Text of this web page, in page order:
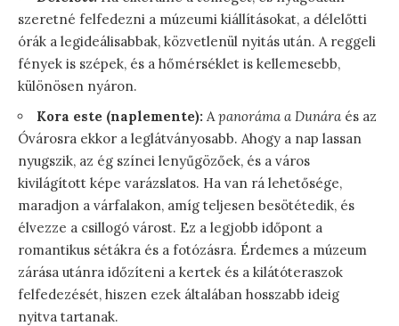
szeretné felfedezni a múzeumi kiállításokat, a délelőtti
órák a legideálisabbak, közvetlenül nyitás után. A reggeli
fények is szépek, és a hőmérséklet is kellemesebb,
különösen nyáron.
Kora este (naplemente): A panoráma a Dunára és az
Óvárosra ekkor a leglátványosabb. Ahogy a nap lassan
nyugszik, az ég színei lenyűgözőek, és a város
kivilágított képe varázslatos. Ha van rá lehetősége,
maradjon a várfalakon, amíg teljesen besötétedik, és
élvezze a csillogó várost. Ez a legjobb időpont a
romantikus sétákra és a fotózásra. Érdemes a múzeum
zárása utánra időzíteni a kertek és a kilátóteraszok
felfedezését, hiszen ezek általában hosszabb ideig
nyitva tartanak.